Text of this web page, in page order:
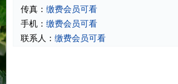
传真： 缴费会员可看
手机： 缴费会员可看
联系人： 缴费会员可看